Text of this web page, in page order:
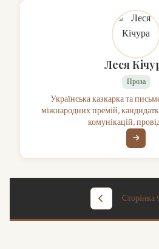
Леся
Проза
Українська казкарка та
міжнародних премій,
комунікацій,
Сторінка